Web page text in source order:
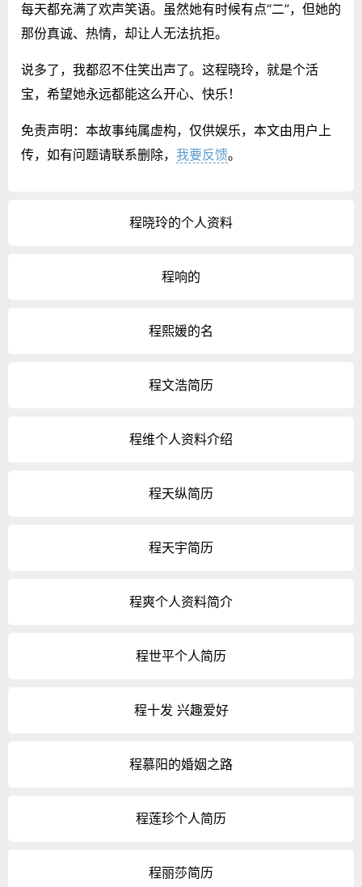
每天都充满了欢声笑语。虽然她有时候有点“二”，但她的
那份真诚、热情，却让人无法抗拒。
说多了，我都忍不住笑出声了。这程晓玲，就是个活
宝，希望她永远都能这么开心、快乐！
免责声明：本故事纯属虚构，仅供娱乐，本文由用户上
传，如有问题请联系删除， 我要反馈。
程晓玲的个人资料
程响的
程熙媛的名
程文浩简历
程维个人资料介绍
程天纵简历
程天宇简历
程爽个人资料简介
程世平个人简历
程十发 兴趣爱好
程慕阳的婚姻之路
程莲珍个人简历
程丽莎简历